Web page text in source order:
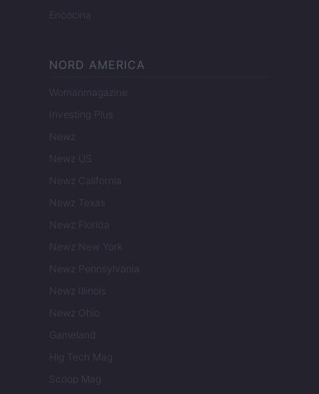
Encocina
NORD AMERICA
Womanmagazine
Investing Plus
Newz
Newz US
Newz California
Newz Texas
Newz Florida
Newz New York
Newz Pennsylvania
Newz Illinois
Newz Ohio
Gameland
Hig Tech Mag
Scoop Mag